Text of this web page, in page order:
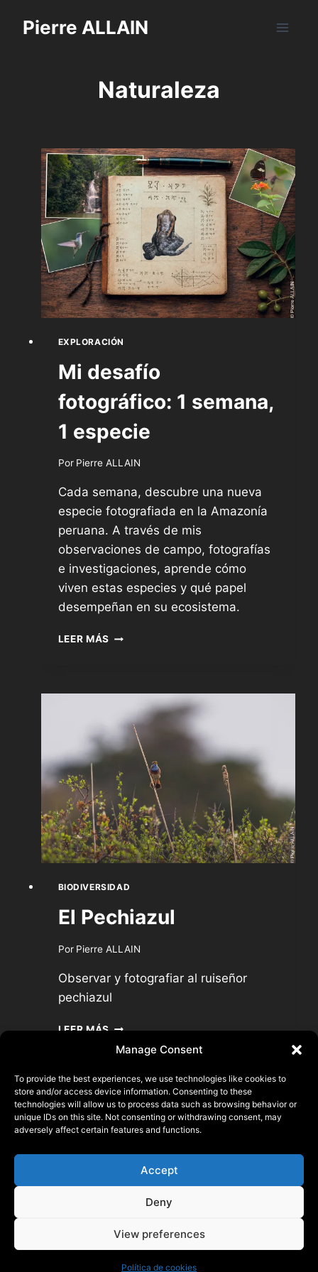
Manage Consent
To provide the best experiences, we use technologies like cookies to
store and/or access device information. Consenting to these
technologies will allow us to process data such as browsing behavior or
unique IDs on this site. Not consenting or withdrawing consent, may
adversely affect certain features and functions.
Accept
Deny
View preferences
Política de cookies
Pierre ALLAIN
Naturaleza
EXPLORACIÓN
Mi desafío
fotográfico: 1 semana,
1 especie
Por Pierre ALLAIN
Cada semana, descubre una nueva
especie fotografiada en la Amazonía
peruana. A través de mis
observaciones de campo, fotografías
e investigaciones, aprende cómo
viven estas especies y qué papel
desempeñan en su ecosistema.
LEER MÁS MI
SEMANA,
ESPECIE
BIODIVERSIDAD
El Pechiazul
Por Pierre ALLAIN
Observar y fotografiar al ruiseñor
pechiazul
LEER MÁS EL
Pierre ALLAIN
22140 Saint Laurent, FRANCE
N° SIRET 93356873500015
© 2026 Pierre ALLAIN